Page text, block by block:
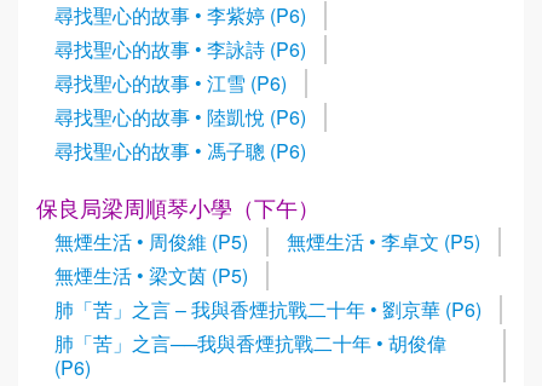
尋找聖心的故事 • 李紫婷 (P6)
尋找聖心的故事 • 李詠詩 (P6)
尋找聖心的故事 • 江雪 (P6)
尋找聖心的故事 • 陸凱悅 (P6)
尋找聖心的故事 • 馮子聰 (P6)
保良局梁周順琴小學（下午）
無煙生活 • 周俊維 (P5)
無煙生活 • 李卓文 (P5)
無煙生活 • 梁文茵 (P5)
肺「苦」之言 – 我與香煙抗戰二十年 • 劉京華 (P6)
肺「苦」之言──我與香煙抗戰二十年 • 胡俊偉
(P6)